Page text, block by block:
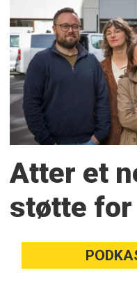
Atter et
støtte